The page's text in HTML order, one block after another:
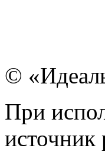
©
При
источник